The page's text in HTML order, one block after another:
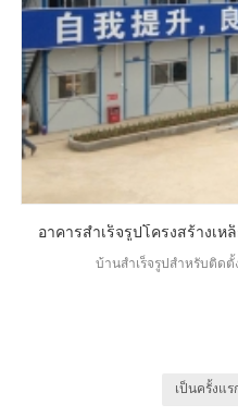
อาคารสำเร็จรูปโครงสร้างเ
บ้านสำเร็จรูปสำหรับติด
เป็นครั้งแร